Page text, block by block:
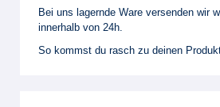
Bei uns lagernde Ware versenden wir
innerhalb von 24h.
So kommst du rasch zu deinen